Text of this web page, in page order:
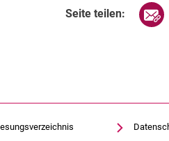
Seite teilen: